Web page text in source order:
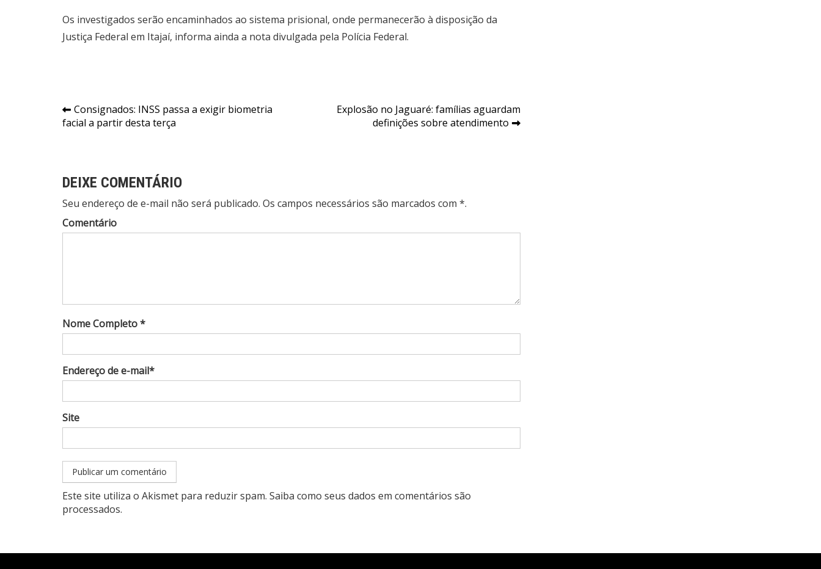
Os investigados serão encaminhados ao sistema prisional, onde permanecerão à disposição da
Justiça Federal em Itajaí, informa ainda a nota divulgada pela Polícia Federal.
Navegação
de
Consignados: INSS passa a exigir biometria
facial a partir desta terça
Explosão no Jaguaré: famílias aguardam
definições sobre atendimento
DEIXE COMENTÁRIO
Seu endereço de e-mail não será publicado. Os campos necessários são marcados com *.
Comentário
Nome Completo *
Endereço de e-mail*
Site
Este site utiliza o Akismet para reduzir spam. Saiba como seus dados em comentários são
processados.